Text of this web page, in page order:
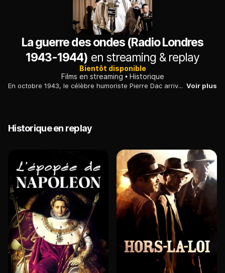
La guerre des ondes (Radio Londres
1943-1944) en streaming & replay
Bientôt disponible
Films en streaming
Historique
En octobre 1943, le célèbre humoriste Pierre Dac arrive en Grande-Bretagne, où il rejoint la BBC et l'équipe de Français qui anime l'émission Radio-Londres... Voir plus
Historique en replay